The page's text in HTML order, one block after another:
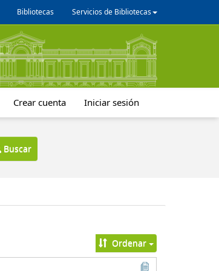
Bibliotecas Servicios de Bibliotecas
Crear cuenta Iniciar sesión
Buscar
Ordenar